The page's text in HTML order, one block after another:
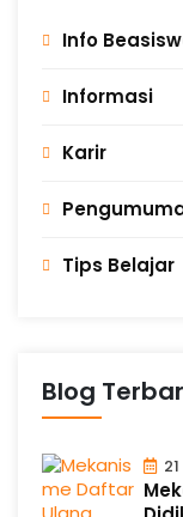
Info
Informasi
Karir
Tips Belajar
Blog